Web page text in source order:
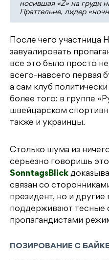
носившая «Z» на груди
Праттельне, лидер
После чего участница
завуалировать
все это было просто
всего-навсего первая
а сам клуб
более того: в группе
швейцарском
также и украинцы.
Столько шума из
серьезно говоришь
SonntagsBlick
связан со
президент, но и
поддерживают тесные
пропагандистами
ПОЗИРОВАНИЕ С